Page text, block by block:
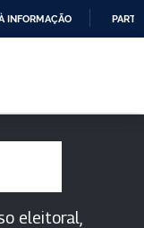
INFORMAÇÃO
eleitoral,